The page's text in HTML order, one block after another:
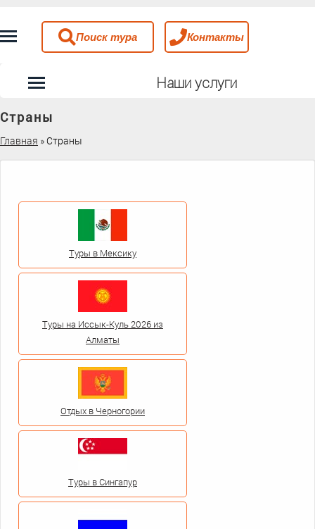
Поиск тура Контакты
Наши услуги
Страны
Главная » Страны
Туры в Мексику
Туры на Иссык-Куль 2026 из
Алматы
Отдых в Черногории
Туры в Сингапур